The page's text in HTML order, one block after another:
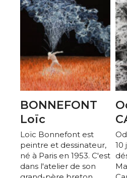
BONNEFONT
Loïc
Loïc Bonnefont est
peintre et dessinateur,
né à Paris en 1953. C'est
dans l'atelier de son
10